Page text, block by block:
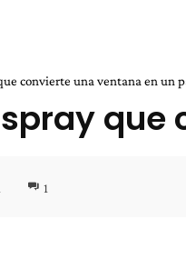
convierte una ventana en un
1